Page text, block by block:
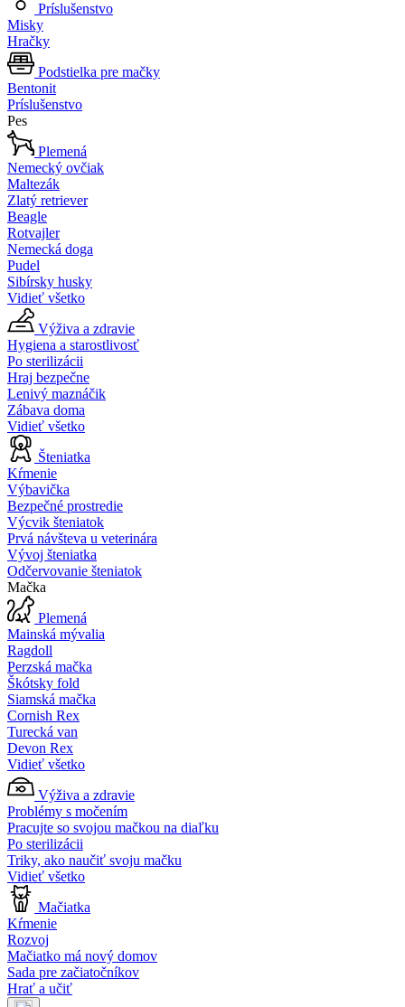
Príslušenstvo
Misky
Hračky
Podstielka pre mačky
Bentonit
Príslušenstvo
Pes
Plemená
Nemecký ovčiak
Maltezák
Zlatý retriever
Beagle
Rotvajler
Nemecká doga
Pudel
Sibírsky husky
Vidieť všetko
Výživa a zdravie
Hygiena a starostlivosť
Po sterilizácii
Hraj bezpečne
Lenivý maznáčik
Zábava doma
Vidieť všetko
Šteniatka
Kŕmenie
Výbavička
Bezpečné prostredie
Výcvik šteniatok
Prvá návšteva u veterinára
Vývoj šteniatka
Odčervovanie šteniatok
Mačka
Plemená
Mainská mývalia
Ragdoll
Perzská mačka
Škótsky fold
Siamská mačka
Cornish Rex
Turecká van
Devon Rex
Vidieť všetko
Výživa a zdravie
Problémy s močením
Pracujte so svojou mačkou na diaľku
Po sterilizácii
Triky, ako naučiť svoju mačku
Vidieť všetko
Mačiatka
Kŕmenie
Rozvoj
Mačiatko má nový domov
Sada pre začiatočníkov
Hrať a učiť